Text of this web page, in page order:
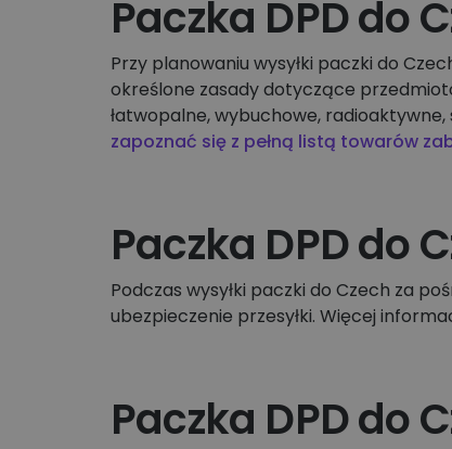
Paczka DPD do
Przy planowaniu wysyłki paczki do
określone zasady dotyczące
łatwopalne, wybuchowe,
zapoznać się z pełną listą towarów
Paczka DPD do
Podczas wysyłki paczki do Czech za
ubezpieczenie przesyłki. Więcej
Paczka DPD do